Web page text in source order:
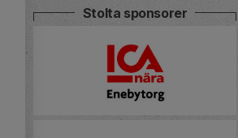
Stolta sponsorer